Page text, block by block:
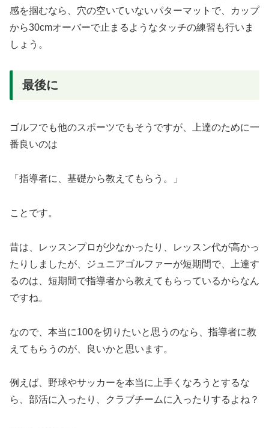
感を掴むなら、穴の空いていないパターマットで、カップ
から30cmオーバーで止まるようなタッチの練習も行いま
しょう。
最後に
ゴルフでも他のスポーツでもそうですが、上達のために一
番良いのは
「指導者に、基礎から教えてもらう。」
ことです。
昔は、レッスンプロが少なかったり、レッスン代が高かっ
たりしましたが、ジュニアゴルファーが短期間で、上達す
るのは、短期間で指導者から教えてもらっているからなん
ですね。
なので、本当に100を切りたいと思うのなら、指導者に教
えてもらうのが、良いかと思います。
例えば、野球やサッカーを本当に上手くなろうとするな
ら、部活に入ったり、クラブチームに入ったりするよね？